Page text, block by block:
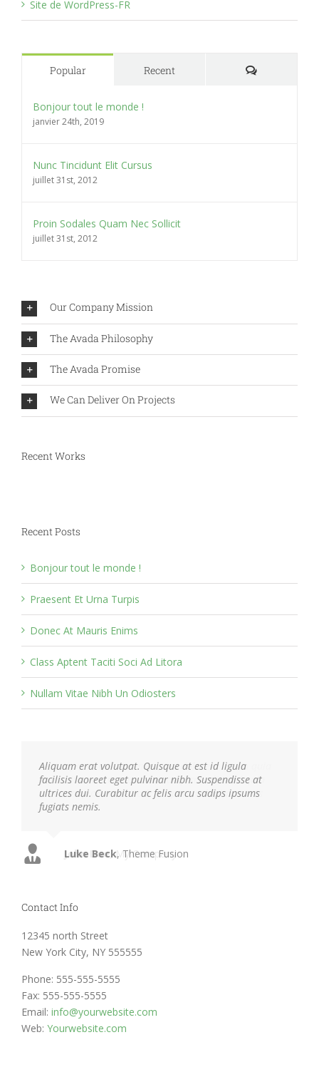
Site de WordPress-FR
Popular Recent Comments
Bonjour tout le monde !
janvier 24th, 2019
Nunc Tincidunt Elit Cursus
juillet 31st, 2012
Proin Sodales Quam Nec Sollicit
juillet 31st, 2012
Our Company Mission
The Avada Philosophy
The Avada Promise
We Can Deliver On Projects
Recent Works
Recent Posts
Bonjour tout le monde !
Praesent Et Urna Turpis
Donec At Mauris Enims
Class Aptent Taciti Soci Ad Litora
Nullam Vitae Nibh Un Odiosters
Aliquam erat volutpat. Quisque at est id ligula
facilisis laoreet eget pulvinar nibh. Suspendisse at
ultrices dui. Curabitur ac felis arcu sadips ipsums
fugiats nemis.
Luke Beck, Theme Fusion
Contact Info
12345 north Street
New York City, NY 555555
Phone: 555-555-5555
Fax: 555-555-5555
Email: info@yourwebsite.com
Web: Yourwebsite.com